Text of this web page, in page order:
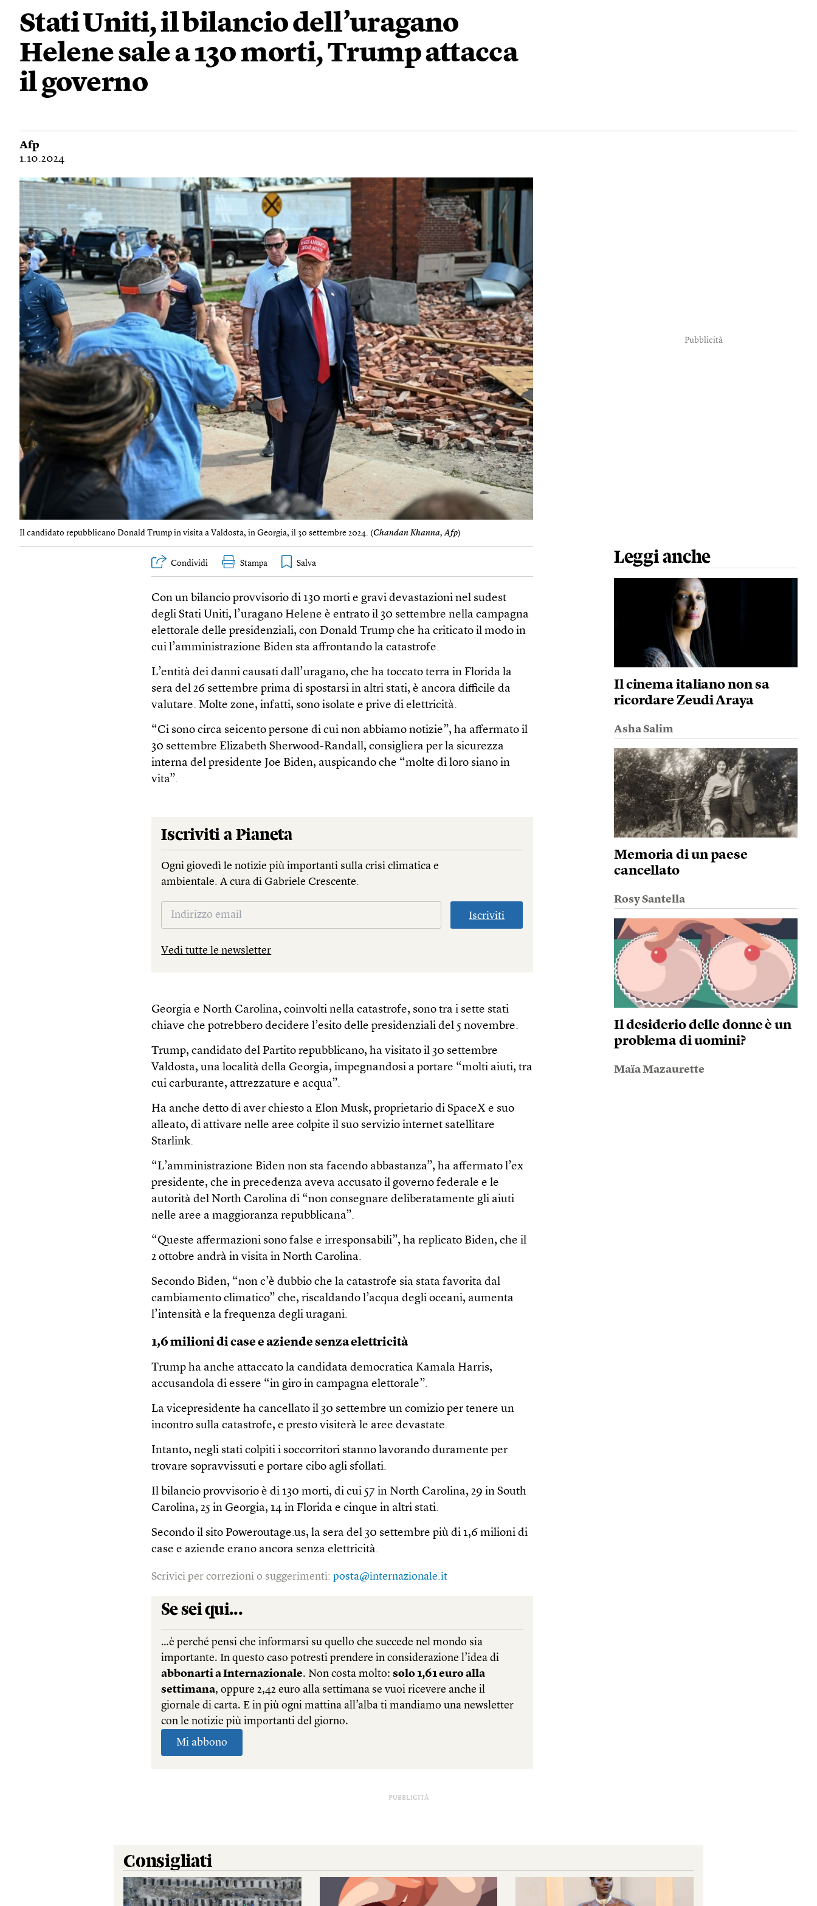
Stati Uniti, il bilancio dell’uragano
Helene sale a 130 morti, Trump attacca
il governo
Afp
1.10.2024
Il candidato repubblicano Donald Trump in visita a Valdosta, in Georgia, il 30 settembre 2024. (Chandan Khanna, Afp)
Pubblicità
Condividi Stampa
Con un bilancio provvisorio di 130 morti e gravi devastazioni nel sudest
degli Stati Uniti, l’uragano Helene è entrato il 30 settembre nella campagna
elettorale delle presidenziali, con Donald Trump che ha criticato il modo in
cui l’amministrazione Biden sta affrontando la catastrofe.
L’entità dei danni causati dall’uragano, che ha toccato terra in Florida la
sera del 26 settembre prima di spostarsi in altri stati, è ancora difficile da
valutare. Molte zone, infatti, sono isolate e prive di elettricità.
“Ci sono circa seicento persone di cui non abbiamo notizie”, ha affermato il
30 settembre Elizabeth Sherwood-Randall, consigliera per la sicurezza
interna del presidente Joe Biden, auspicando che “molte di loro siano in
vita”.
Iscriviti a Pianeta
Ogni giovedì le notizie più importanti sulla crisi climatica e
ambientale. A cura di Gabriele Crescente.
Iscriviti
Vedi tutte le newsletter
Georgia e North Carolina, coinvolti nella catastrofe, sono tra i sette stati
chiave che potrebbero decidere l’esito delle presidenziali del 5 novembre.
Trump, candidato del Partito repubblicano, ha visitato il 30 settembre
Valdosta, una località della Georgia, impegnandosi a portare “molti aiuti, tra
cui carburante, attrezzature e acqua”.
Ha anche detto di aver chiesto a Elon Musk, proprietario di SpaceX e suo
alleato, di attivare nelle aree colpite il suo servizio internet satellitare
Starlink.
“L’amministrazione Biden non sta facendo abbastanza”, ha affermato l’ex
presidente, che in precedenza aveva accusato il governo federale e le
autorità del North Carolina di “non consegnare deliberatamente gli aiuti
nelle aree a maggioranza repubblicana”.
“Queste affermazioni sono false e irresponsabili”, ha replicato Biden, che il
2 ottobre andrà in visita in North Carolina.
Secondo Biden, “non c’è dubbio che la catastrofe sia stata favorita dal
cambiamento climatico” che, riscaldando l’acqua degli oceani, aumenta
l’intensità e la frequenza degli uragani.
1,6 milioni di case e aziende senza elettricità
Trump ha anche attaccato la candidata democratica Kamala Harris,
accusandola di essere “in giro in campagna elettorale”.
La vicepresidente ha cancellato il 30 settembre un comizio per tenere un
incontro sulla catastrofe, e presto visiterà le aree devastate.
Intanto, negli stati colpiti i soccorritori stanno lavorando duramente per
trovare sopravvissuti e portare cibo agli sfollati.
Il bilancio provvisorio è di 130 morti, di cui 57 in North Carolina, 29 in South
Carolina, 25 in Georgia, 14 in Florida e cinque in altri stati.
Secondo il sito Poweroutage.us, la sera del 30 settembre più di 1,6 milioni di
case e aziende erano ancora senza elettricità.
Scrivici per correzioni o suggerimenti:posta@internazionale.it
Leggi anche
Il cinema italiano non sa
ricordare Zeudi Araya
Asha Salim
Memoria di un paese
cancellato
Rosy Santella
Il desiderio delle donne è un
problema di uomini?
Maïa Mazaurette
PUBBLICITÀ
Consigliati